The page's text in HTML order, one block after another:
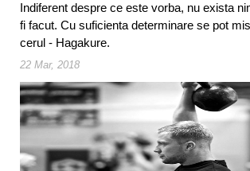
Indiferent despre ce este vorba, nu exista
fi facut. Cu suficienta determinare se pot
cerul - Hagakure.
22 Mar, 2018